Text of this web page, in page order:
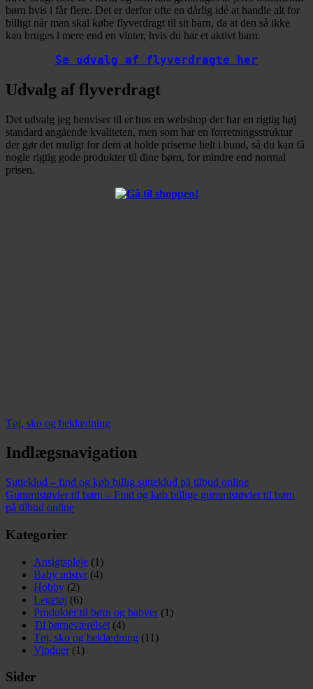
børn hvis i får flere. Det er derfor ofte en dårlig idé at handle alt for
billigt når man skal købe flyverdragt til sit barn, da at den så ikke
kan bruges i mere end en vinter, hvis du har et aktivt barn.
Se udvalg af flyverdragte her
Udvalg af flyverdragt
Det udvalg jeg henviser til er hos en webshop der har en rigtig høj
standard angående kvaliteten, men som har en forretningsstruktur
der gør det muligt for dem at holde priserne helt i bund, så du kan få
nogle rigtig gode produkter til dine børn, for mindre end normal
prisen.
Tøj, sko og beklædning
Indlægsnavigation
Sutteklud – find og køb billig sutteklud på tilbud online
Gummistøvler til børn – Find og køb billige gummistøvler til børn
på tilbud online
Kategorier
Ansigtspleje (1)
Baby udstyr(4)
Hobby (2)
Legetøj (6)
Produkter til børn og babyer(1)
Til børneværelset (4)
Tøj, sko og beklædning (11)
Vinduer(1)
Sider